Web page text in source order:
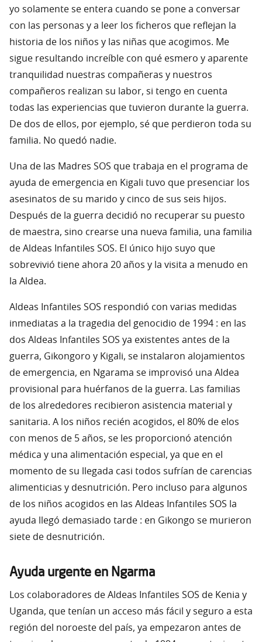
yo solamente se entera cuando se pone a conversar
con las personas y a leer los ficheros que reflejan la
historia de los niños y las niñas que acogimos. Me
sigue resultando increíble con qué esmero y aparente
tranquilidad nuestras compañeras y nuestros
compañeros realizan su labor, si tengo en cuenta
todas las experiencias que tuvieron durante la guerra.
De dos de ellos, por ejemplo, sé que perdieron toda su
familia. No quedó nadie.
Una de las Madres SOS que trabaja en el programa de
ayuda de emergencia en Kigali tuvo que presenciar los
asesinatos de su marido y cinco de sus seis hijos.
Después de la guerra decidió no recuperar su puesto
de maestra, sino crearse una nueva familia, una familia
de Aldeas Infantiles SOS. El único hijo suyo que
sobrevivió tiene ahora 20 años y la visita a menudo en
la Aldea.
Aldeas Infantiles SOS respondió con varias medidas
inmediatas a la tragedia del genocidio de 1994 : en las
dos Aldeas Infantiles SOS ya existentes antes de la
guerra, Gikongoro y Kigali, se instalaron alojamientos
de emergencia, en Ngarama se improvisó una Aldea
provisional para huérfanos de la guerra. Las familias
de los alrededores recibieron asistencia material y
sanitaria. A los niños recién acogidos, el 80% de elos
con menos de 5 años, se les proporcionó atención
médica y una alimentación especial, ya que en el
momento de su llegada casi todos sufrían de carencias
alimenticias y desnutrición. Pero incluso para algunos
de los niños acogidos en las Aldeas Infantiles SOS la
ayuda llegó demasiado tarde : en Gikongo se murieron
siete de desnutrición.
Ayuda urgente en Ngarma
Los colaboradores de Aldeas Infantiles SOS de Kenia y
Uganda, que tenían un acceso más fácil y seguro a esta
región del noroeste del país, ya empezaron antes de